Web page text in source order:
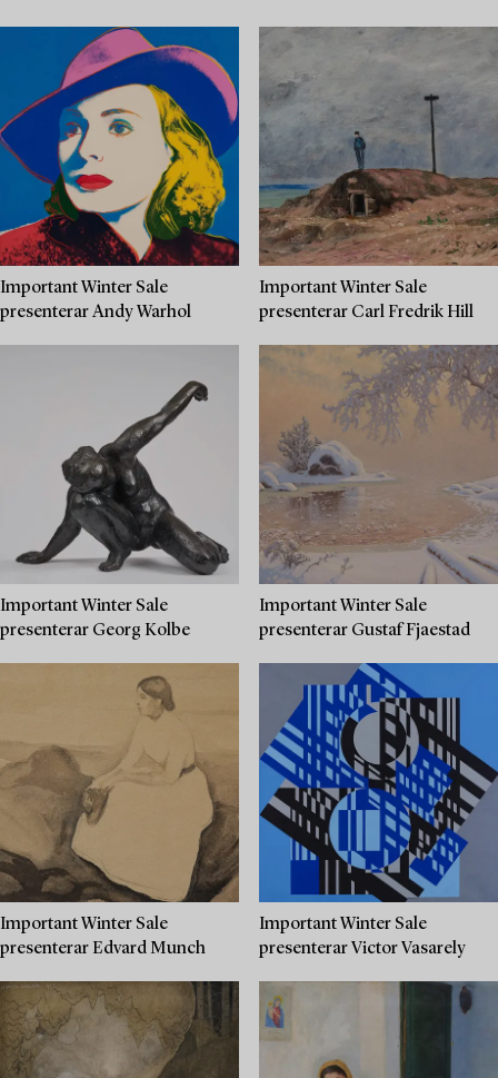
Important Winter Sale
presenterar Andy Warhol
Important Winter Sale
presenterar Carl Fredrik Hill
Important Winter Sale
presenterar Georg Kolbe
Important Winter Sale
presenterar Gustaf Fjaestad
Important Winter Sale
presenterar Edvard Munch
Important Winter Sale
presenterar Victor Vasarely